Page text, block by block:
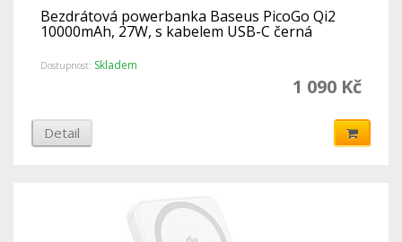
Bezdrátová powerbanka Baseus PicoGo Qi2
10000mAh, 27W, s kabelem USB-C černá
Dostupnost: Skladem
1 090 Kč
Detail